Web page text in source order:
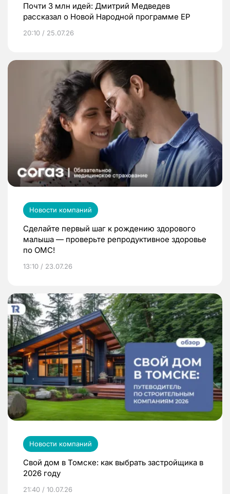
Почти 3 млн идей: Дмитрий Медведев
рассказал о Новой Народной программе ЕР
20:10 / 25.07.26
Новости компаний
Сделайте первый шаг к рождению здорового
малыша — проверьте репродуктивное здоровье
по ОМС!
13:10 / 23.07.26
Новости компаний
Свой дом в Томске: как выбрать застройщика в
2026 году
21:40 / 10.07.26